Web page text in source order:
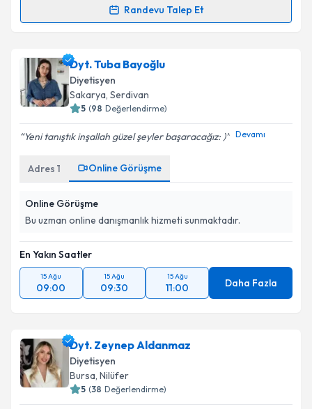
Randevu Talep Et
takvim hazırlandığında e-posta ile bilgilendireceğiz.
E-posta Adresiniz
Metni'ni okudum ve kişisel verilerimin belirtilen
Dyt. Tuba Bayoğlu
Diyetisyen
Sakarya, Serdivan
5 (98 Değerlendirme)
Yeni tanıştık inşallah güzel şeyler başaracağız: ) Devamı
Adres 1 Online Görüşme
Online Görüşme
Bu uzman online danışmanlık hizmeti sunmaktadır.
En Yakın Saatler
15 Ağu
09:00
15 Ağu
09:30
15 Ağu
11:00 Daha Fazla
Dyt. Zeynep Aldanmaz
Diyetisyen
Bursa, Nilüfer
5 (38 Değerlendirme)